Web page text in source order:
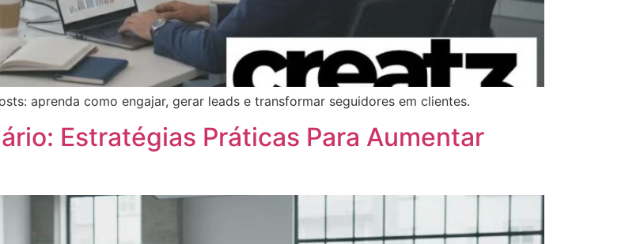
aprenda como engajar, gerar leads e transformar seguidores em clientes.
Estratégias Práticas Para Aumentar